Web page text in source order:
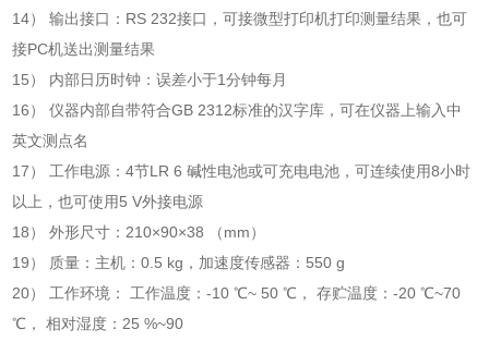
14）输出接口：RS 232接口，可接微型打印机打印测量结果，也可
接PC机送出测量结果
15） 内部日历时钟：误差小于1分钟每月
16）仪器内部自带符合GB 2312标准的汉字库，可在仪器上输入中
英文测点名
17） 工作电源：4节LR 6 碱性电池或可充电电池，可连续使用8小时
以上，也可使用5 V外接电源
18）外形尺寸：210×90×38 （mm）
19）
质量：主机：0.5 kg，加速度传感器：550 g
20） 工作环境： 工作温度：-10 ℃~ 50 ℃， 存贮温度：-20 ℃~70
℃， 相对湿度：25 %~90